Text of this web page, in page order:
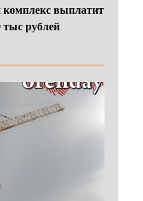
выплатит
тыс рублей